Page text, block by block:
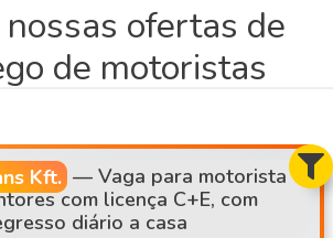
ofertas de
de motoristas
Kft.— Vaga para motorista
com licença C+E, com
diário a casa